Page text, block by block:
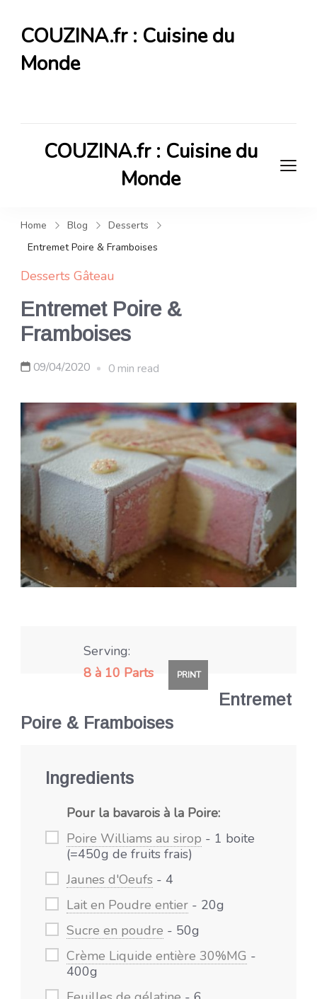
COUZINA.fr : Cuisine du
Monde
COUZINA.fr : Cuisine du
Monde
Home Blog
Desserts
Entremet Poire & Framboises
Desserts Gâteau
Entremet Poire &
Framboises
09/04/2020 0 min read
Serving:
8 à 10 Parts
PRINT
Entremet
Poire & Framboises
Ingredients
Pour la bavarois à la Poire:
Poire Williams au sirop - 1 boite
(=450g de fruits frais)
Jaunes d'Oeufs - 4
Lait en Poudre entier - 20g
Sucre en poudre - 50g
Crème Liquide entière 30%MG -
400g